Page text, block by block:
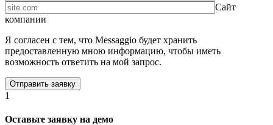
Сайт
компании
Я согласен с тем, что Messaggio будет хранить
предоставленную мною информацию, чтобы иметь
возможность ответить на мой запрос.
1
Оставьте заявку на демо